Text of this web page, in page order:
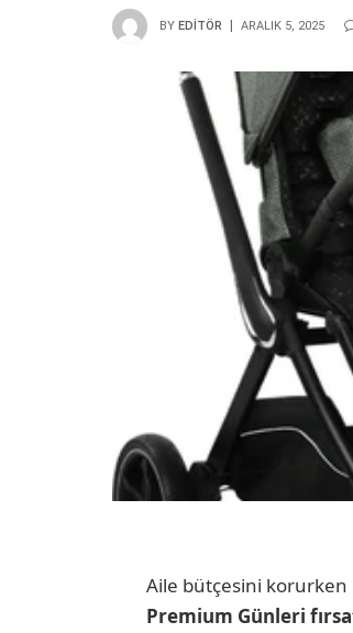
BY EDITÖR ARALIK 5, 2025
Aile bütçesini
Premium Günleri